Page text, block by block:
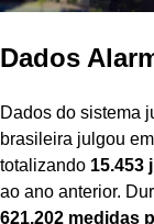
Dados
Dados do sistema
brasileira julgou
totalizando 15.453
ao ano anterior.
621.202 medidas